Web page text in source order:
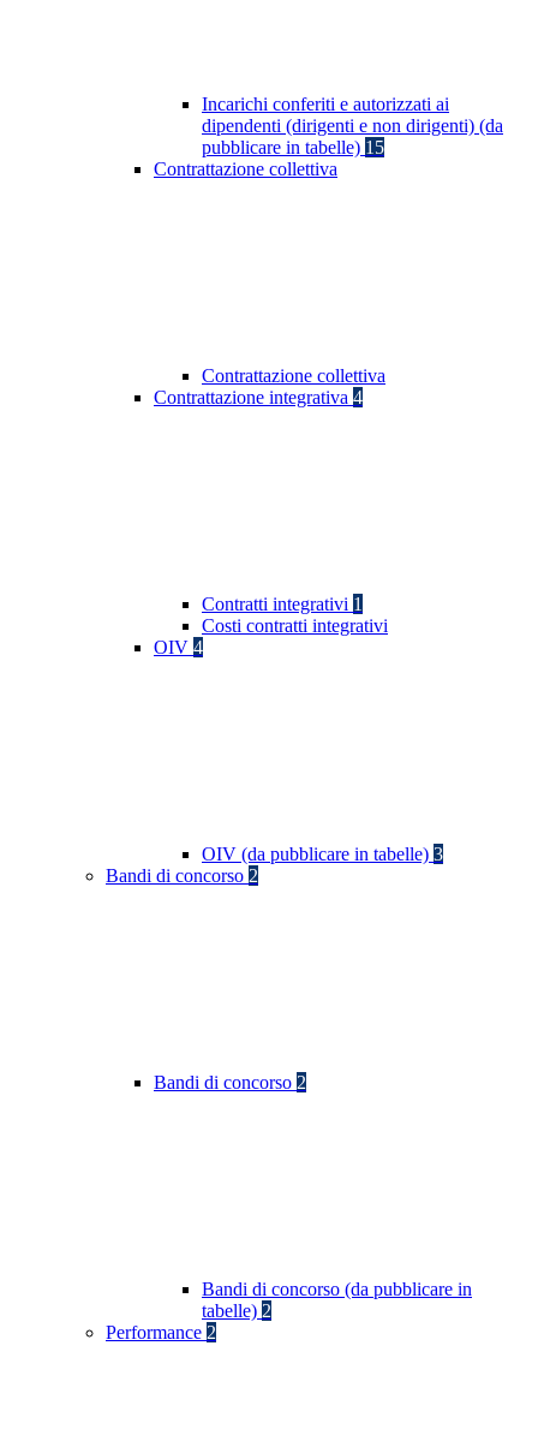
Incarichi conferiti e autorizzati ai
dipendenti (dirigenti e non dirigenti) (da
pubblicare in tabelle) 15
Contrattazione collettiva
Contrattazione collettiva
Contrattazione integrativa 4
Contratti integrativi 1
Costi contratti integrativi
OIV 4
OIV (da pubblicare in tabelle) 3
Bandi di concorso 2
Bandi di concorso 2
Bandi di concorso (da pubblicare in
tabelle) 2
Performance 2